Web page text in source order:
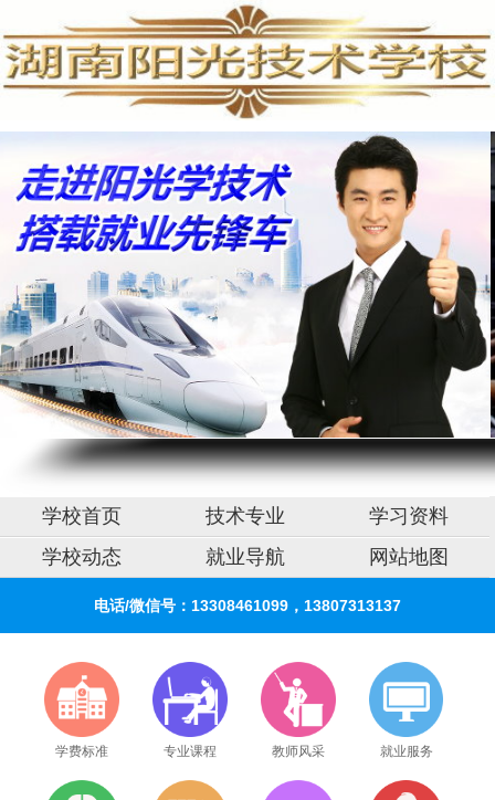
手机维修培训,手机维修培训学校,手机维修培训班
学校首页 技术专业
学习资料
学校动态
就业导航 网站地图
电话/微信号：13308461099，13807313137
学费标准 专业课程 教师风采 就业服务